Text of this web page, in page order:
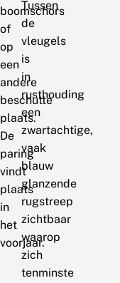
boomschors
of
op
een
andere
beschutte
plaats.
De
paring
vindt
plaats
in
het
voorjaar.
Tussen
de
vleugels
is
in
rusthouding
een
zwartachtige,
vaak
blauw
glanzende
rugstreep
zichtbaar
waarop
zich
tenminste